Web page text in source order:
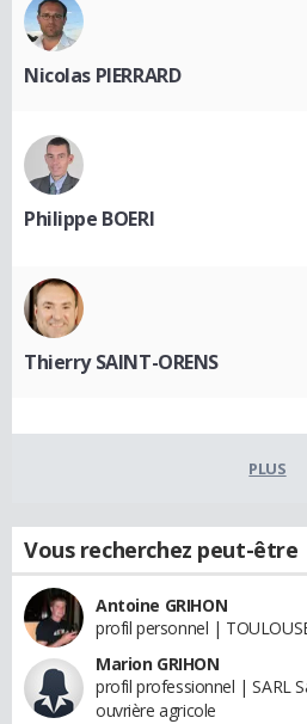
Nicolas PIERRARD
Philippe BOERI
Thierry SAINT-ORENS
PLUS
Vous recherchez peut-être
Antoine GRIHON
profil personnel |
Marion GRIHON
profil professionnel | SARL
ouvrière agricole